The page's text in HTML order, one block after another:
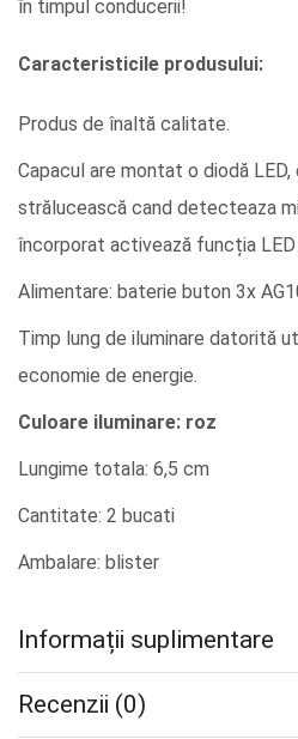
în timpul conducerii!
Caracteristicile produsului:
Produs de înaltă calitate.
Capacul are montat o diodă
strălucească cand detecteaza
încorporat activează funcția LED
Alimentare: baterie buton 3x
Timp lung de iluminare datorită
economie de energie.
Culoare iluminare: roz
Lungime totala: 6,5 cm
Cantitate: 2 bucati
Ambalare: blister
Informații suplimentare
Recenzii (0)